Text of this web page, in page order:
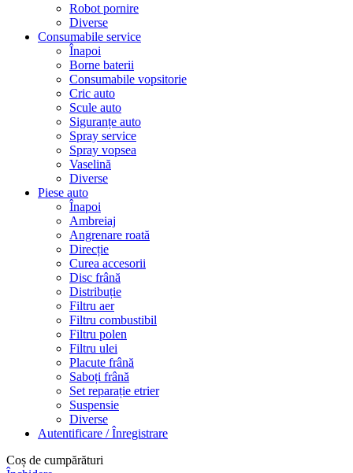
Robot pornire
Diverse
Consumabile service
Înapoi
Borne baterii
Consumabile vopsitorie
Cric auto
Scule auto
Siguranțe auto
Spray service
Spray vopsea
Vaselină
Diverse
Piese auto
Înapoi
Ambreiaj
Angrenare roată
Direcție
Curea accesorii
Disc frână
Distribuție
Filtru aer
Filtru combustibil
Filtru polen
Filtru ulei
Placute frână
Saboți frână
Set reparație etrier
Suspensie
Diverse
Autentificare / Înregistrare
Coș de cumpărături